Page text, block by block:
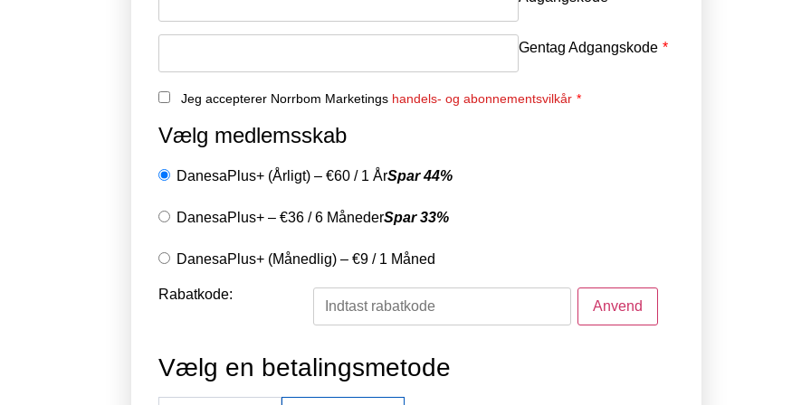
Gentag Adgangskode *
Jeg accepterer Norrbom Marketings handels- og abonnementsvilkår *
Vælg medlemsskab
DanesaPlus+ (Årligt) – €60 / 1 ÅrSpar 44%
DanesaPlus+ – €36 /6 MånederSpar 33%
DanesaPlus+ (Månedlig) – €9 / 1 Måned
Rabatkode:
Vælg en betalingsmetode